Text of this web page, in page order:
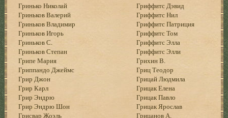
Гринько Николай
Гриньков Валерий
Гриньков Владимир
Гриньков Игорь
Гриньков С.
Гриньков Степан
Грипе Мария
Гриппандо Джеймс
Грир Джон
Грир Карл
Грир Эндрю
Грир Эндрю Шон
Грисвар Жоэль
Гриффитс Дэвид
Гриффитс Нил
Гриффитс Патриция
Гриффитс Том
Гриффитс Элла
Гриффитс Элли
Грихин В.
Гриц Теодор
Грицай Людмила
Грицак Елена
Грицак Павло
Грицак Ярослав
Грицанов А.